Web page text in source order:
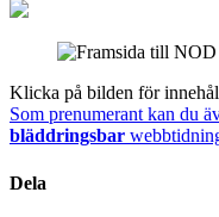
Klicka på bilden för
Som prenumerant kan du
bläddringsbar
Dela